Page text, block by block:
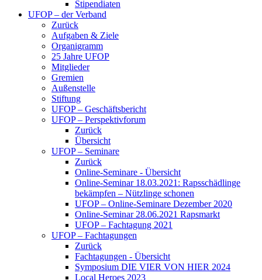
Stipendiaten
UFOP – der Verband
Zurück
Aufgaben & Ziele
Organigramm
25 Jahre UFOP
Mitglieder
Gremien
Außenstelle
Stiftung
UFOP – Geschäftsbericht
UFOP – Perspektivforum
Zurück
Übersicht
UFOP – Seminare
Zurück
Online-Seminare - Übersicht
Online-Seminar 18.03.2021: Rapsschädlinge
bekämpfen – Nützlinge schonen
UFOP – Online-Seminare Dezember 2020
Online-Seminar 28.06.2021 Rapsmarkt
UFOP – Fachtagung 2021
UFOP – Fachtagungen
Zurück
Fachtagungen - Übersicht
Symposium DIE VIER VON HIER 2024
Local Heroes 2023